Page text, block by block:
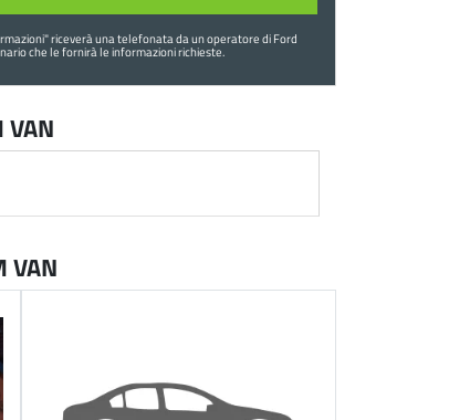
" riceverà una telefonata da un operatore di Ford
che le fornirà le informazioni richieste.
VAN
VAN